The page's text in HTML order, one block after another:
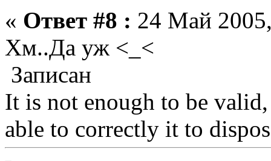
« Ответ #8 : 24 Май
Хм..Да уж <_<
Записан
It is not enough to be
able to correctly it to